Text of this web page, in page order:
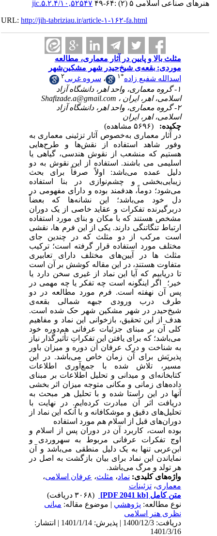
اسلامی ۵ (۲) :۶۴-۴۹ ۱۰,۵۲۵۴۷/jic.۵.۲.۴
URL:http://jih-tabriziau.ir/article-۱-۱۶۲-fa.html
مثلث بالا و پایین در آثار معماری، مطالعه
موردی: بقعه‌ی شیخ‌حیدر شهر مشکین‌شهر
اسدالله شفیع زاده* ۱ ،سروه غربی
۱- گروه معماری، واحد اهر، دانشگاه آزاد
اسلامی، اهر، ایران ، Shafizade.a@gmail.com
۲- گروه معماری، واحد اهر، دانشگاه آزاد
اسلامی، اهر، ایران
(۵۶۹۶ مشاهده)
در آثار معماری به‌خصوص آثار تزئینی معماری به
وفور شاهد استفاده از نقش‌ها و طرح‌هایی
هستیم که منشعب از نقوش هندسی، گیاهی یا
اسلیمی می باشند. استفاده از این نقوش به دو
دلیل عمده می‌باشد: اولاً صرفاً برای بحث
زیبایی‌بخشی و چشم‌نوازی در بنا استفاده
می‌شود؛ دوماً، هدفمند بوده و دارای مفهومی در
دل خود می‌باشد؛ این نشانه‌ها که بعضاً
دربر‌گیرنده تفکرات و عقاید خاصی از یک دوران
مشخص هستند که با مکان و بنای مورد استفاده
ارتباط تنگاتنگی دارند. یکی از این فرم ها، نقشی
است مرکب از دو مثلث که در چندین جای
مختلف مورد استفاده قرار گرفته است؛ ترکیب
مثلث ها در آیین‌های مختلف دارای تعابیری
متفاوت هستند، در این مقاله کوشش بر آن است
تا دریابیم که آیا این نماد از غیری سخن دارد یا
خیر؛ اگر اینگونه است چه تفکر یا چه مهمی در
پس آن نهفته است. فرم مورد مطالعه در دو
طرف درب ورودی جبهه شمالی بقعه‌ی
شیخ‌حیدر در شهر مشکین شهر حک شده است.
هدف از این تحقیق، بازخوانی این نماد و مفاهیم
کلی آن بر مبنای جزئیات عرفانی هم‌دوره خود
می‌باشد؛ که برای یافتن این تفکراتِ تأثیرگذار نیاز
به شناخت و درک عرفان آن دوره و میزان باور
پذیریَش برای آن زمان خاص می‌باشد. در این
مسیر، تلاش شده با جمع‌آوری اطلاعات
کتابخانه‌ای و میدانی و تحلیل اطلاعات بر مبنای
داده‌های زمانی و مکانی متوجه میزان اثر بخشی
آنها در این راستا شده و با تحلیل هر مبحث به
دریافت اثر آن مبادرت کرده‌ایم. در نهایت با
تحلیل‌های دقیق و موشکافانه و با آنکه این نماد از
دوران‌های قبل از اسلام هم مورد استفاده
بوده است، کاربرد آن در دوران پس از اسلام و
اوج تفکرات عرفانی مربوط به سهروردی و
ابن‌عربی تنها به یک دلیل منطقی می‌باشد و آن
نمایاندن این نماد برای بیان بازگشت به اصل در
هر تولد و مرگ می‌باشد.
واژه‌های کلیدی:نماد،مثلث،عرفان اسلامی،
،تزئینات
متن کامل[PDF 2041 kb]
(۳۰۶۸ دریافت)
نوع مطالعه: پژوهشي | موضوع مقاله:مبانی
نظری هنر اسلامی
دریافت: 1400/12/3 | پذیرش: 1401/1/14 | انتشار:
1401/3/16